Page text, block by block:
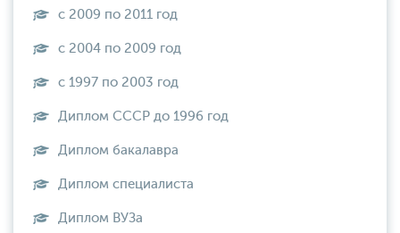
с 2009 по 2011 год
с 2004 по 2009 год
с 1997 по 2003 год
Диплом СССР до 1996 год
Диплом бакалавра
Диплом специалиста
Диплом ВУЗа